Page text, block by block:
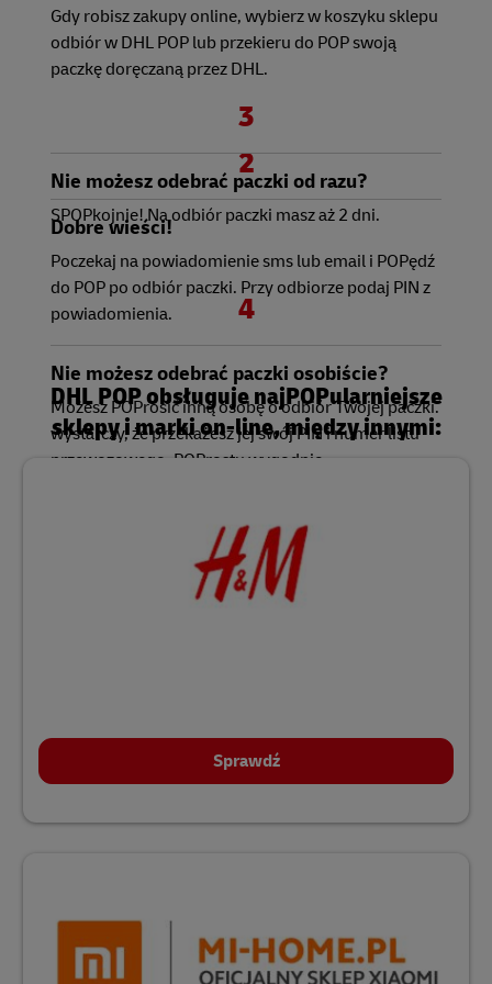
Gdy robisz zakupy online, wybierz w koszyku sklepu
odbiór w DHL POP lub przekieru do POP swoją
paczkę doręczaną przez DHL.
2
Dobre wieści!
Poczekaj na powiadomienie sms lub email i POPędź
do POP po odbiór paczki. Przy odbiorze podaj PIN z
powiadomienia.
3
Nie możesz odebrać paczki od razu?
SPOPkojnie! Na odbiór paczki masz aż 2 dni.
4
Nie możesz odebrać paczki osobiście?
Możesz POProsić inną osobę o odbiór Twojej paczki.
wystarczy, że przekażesz jej swój PIN i numer listu
przewozowego. POProstu wygodnie.
DHL POP obsługuje najPOPularniejsze
sklepy i marki on-line, między innymi:
Sprawdź